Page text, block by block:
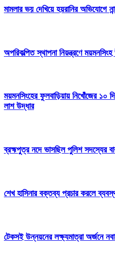
মামলার ভয় দেখিয়ে হয়রানির অভিযোগে
অপরিকল্পিত স্থাপনা নিয়ন্ত্রণে
ময়মনসিংহের ফুলবাড়িয়ায় নিখোঁজের ১০
লাশ উদ্ধার
ব্রহ্মপুত্র নদে ভাসছিল পুলিশ সদস্যের
শেখ হাসিনার বক্তব্য প্রচার করলে
টেকসই উন্নয়নের লক্ষ্যমাত্রা অর্জনে